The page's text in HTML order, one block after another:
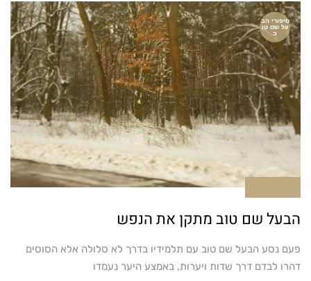
סיפורי הב
על שם טו
ב
הבעל שם טוב מתקן את הנפש
פעם נסע הבעל שם טוב עם תלמידיו בדרך לא סלולה אלא הסוסים
דהרו לבדם דרך שדות ויערות, באמצע היער נעמדו